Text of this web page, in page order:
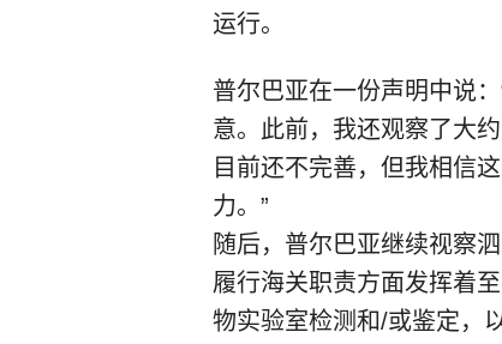
运行。
普尔巴亚在一份声明中说
意。此前，我还观察了大
目前还不完善，但我相信
力。”
随后，普尔巴亚继续视察
履行海关职责方面发挥着
物实验室检测和/或鉴定，